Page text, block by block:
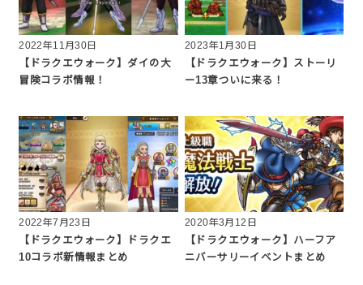
2022年11月30日
【ドラクエウォーク】ダイの大
冒険コラボ情報！
2023年1月30日
【ドラクエウォーク】ストーリ
ー13章ついに来る！
2022年7月23日
【ドラクエウォーク】ドラクエ
10コラボ新情報まとめ
2020年3月12日
【ドラクエウォーク】ハーフア
ニバーサリーイベントまとめ